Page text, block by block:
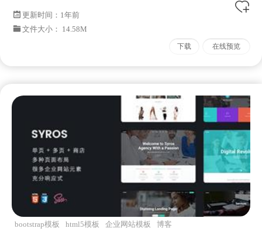
更新时间： 1年前
文件大小： 14.58M
下载 在线预览
bootstrap模板 html5模板 企业网站模板
博客